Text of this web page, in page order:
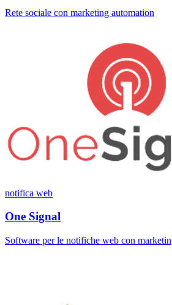
Rete sociale con marketing automation
notifica web
One Signal
Software per le notifiche web con